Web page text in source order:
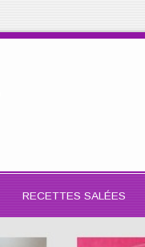
RECETTES SALÉES